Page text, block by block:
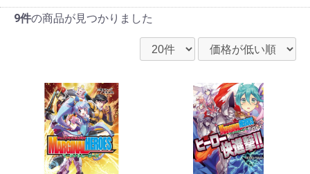
9件の商品が見つかりました